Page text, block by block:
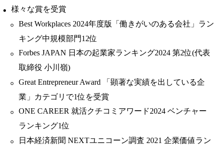
様々な賞を受賞
Best Workplaces 2024年度版「働きがいのある会社」ラン
キング中規模部門12位
Forbes JAPAN 日本の起業家ランキング2024 第2位(代表
取締役 小川嶺)
Great Entrepreneur Award 「顕著な実績を出している企
業」カテゴリで1位を受賞
ONE CAREER 就活クチコミアワード2024 ベンチャー
ランキング1位
日本経済新聞 NEXTユニコーン調査 2021 企業価値ラン